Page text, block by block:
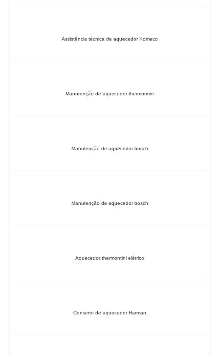
Assistência técnica de aquecedor Komeco
Manutenção de aquecedor thermontini
Manutenção de aquecedor bosch
Manutenção de aquecedor bosch
Aquecedor thermontini elétrico
Conserto de aquecedor Harman